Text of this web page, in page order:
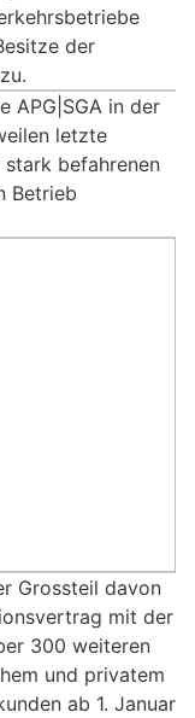
der
APG|SGA in der
letzte
befahrenen
Betrieb
Grossteil davon
mit der
300 weiteren
und privatem
ab 1. Januar